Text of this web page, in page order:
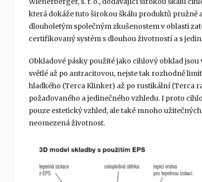
která dokáže tuto širokou škálu produktů pružně
dlouholetým společným zkušenostem v oblasti
certifikovaný systém s dlouhou životností a s
Obkladové pásky použité jako cihlový obklad
světlé až po antracitovou, nejste tak rozhodně
hladkého (Terca Klinker) až po rustikální (Terca
požadovaného a jedinečného vzhledu. I proto
pouze estetický vzhled, ale také mnoho
neomezená životnost.